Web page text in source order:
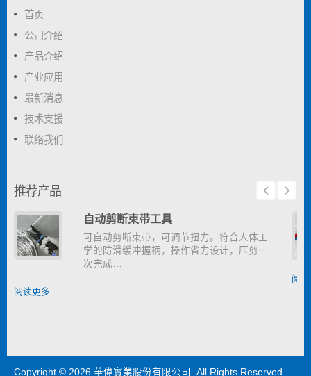
首页
公司介绍
产品介绍
产业应用
最新消息
技术支援
联络我们
推荐产品
自动剪断束带工具
可自动剪断束带，可调节扭力。符合人体工
学的防滑缓冲握柄，操作省力设计，压剪一
次完成…
阅读更多
阅
Copyright © 2026 華偉實業股份有限公司 . All Rights Reserved.